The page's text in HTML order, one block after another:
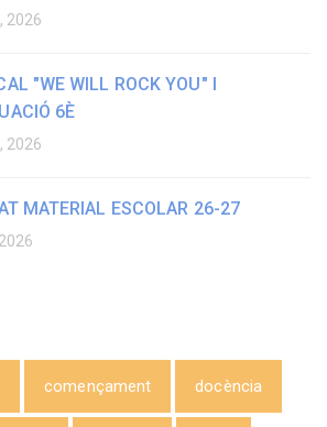
2026
"WE WILL ROCK YOU" I
6È
2026
MATERIAL ESCOLAR 26-27
començament docència